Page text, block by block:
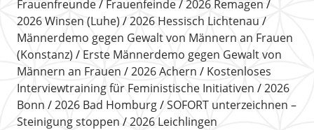
Frauenfreunde
Frauenfeinde
2026 Remagen
2026 Winsen (Luhe)
2026 Hessisch Lichtenau
Männerdemo gegen Gewalt von Männern an Frauen
(Konstanz)
Erste Männerdemo gegen Gewalt von
Männern an Frauen
2026 Achern
Kostenloses
Interviewtraining für Feministische Initiativen
2026
Bonn
2026 Bad Homburg
SOFORT unterzeichnen –
Steinigung stoppen
2026 Leichlingen